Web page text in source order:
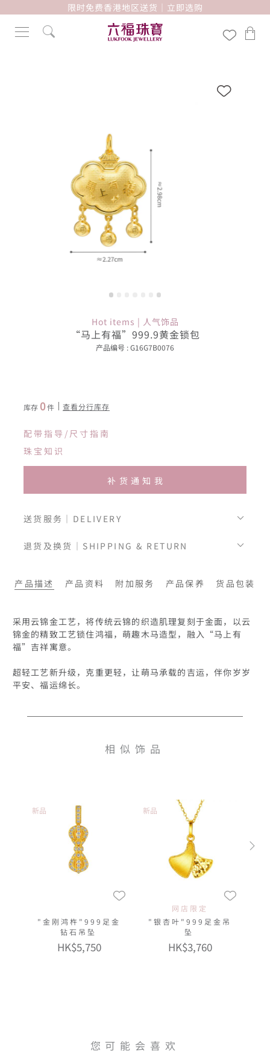
限时免费香港地区送货｜立即选购
Hot items | 人气饰品
“马上有福”999.9黄金锁包
产品编号 : G16G7B0076
库存 0件 查看分行库存
配带指导/尺寸指南
珠宝知识
补货通知我
送货服务｜DELIVERY
退货及换货｜SHIPPING & RETURN
产品描述 产品资料 附加服务 产品保养 货品包装
采用云锦金工艺，将传统云锦的织造肌理复刻于金面，以云
锦金的精致工艺锁住鸿福，萌趣木马造型，融入“马上有
福”吉祥寓意。
超轻工艺新升级，克重更轻，让萌马承载的吉运，伴你岁岁
相似饰品
新品
"金刚鸿杵"999足金
钻石吊坠
HK$5,750
新品
网店限定
"银杏叶"999足金吊
坠
HK$3,760
您可能会喜欢